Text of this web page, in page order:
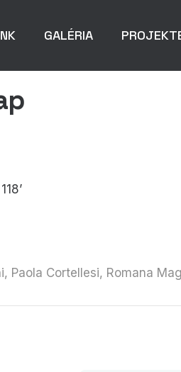
GALÉRIA
Paola Cortellesi, Romana